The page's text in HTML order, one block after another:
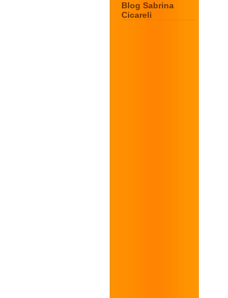
Blog Sabrina
Cicareli